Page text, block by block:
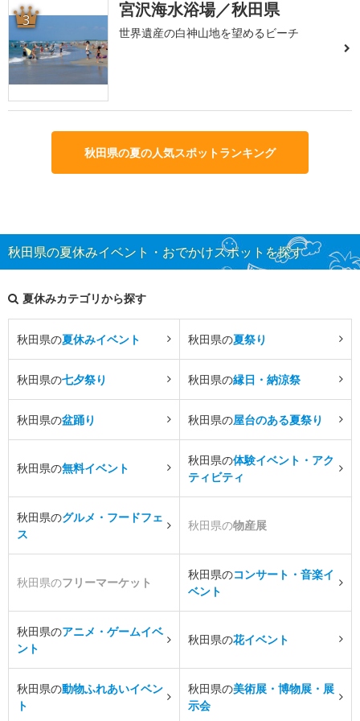
3 宮沢海水浴場／秋田県
世界遺産の白神山地を望めるビーチ
秋田県の夏の人気スポットランキング
秋田県の夏休みイベント・おでかけスポットを探す
夏休みカテゴリから探す
秋田県の夏休みイベント 秋田県の夏祭り
秋田県の七夕祭り 秋田県の縁日・納涼祭
秋田県の盆踊り 秋田県の屋台のある夏祭り
秋田県の無料イベント
秋田県の体験イベント・アク
ティビティ
秋田県のグルメ・フードフェ
ス
秋田県の物産展
秋田県のフリーマーケット
秋田県のコンサート・音楽イ
ベント
秋田県のアニメ・ゲームイベ
ント
秋田県の花イベント
秋田県の動物ふれあいイベン
ト
秋田県の美術展・博物展・展
示会